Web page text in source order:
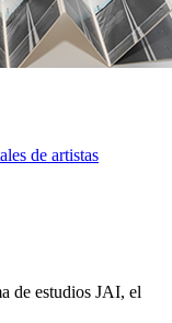
de artistas
de estudios JAI, el